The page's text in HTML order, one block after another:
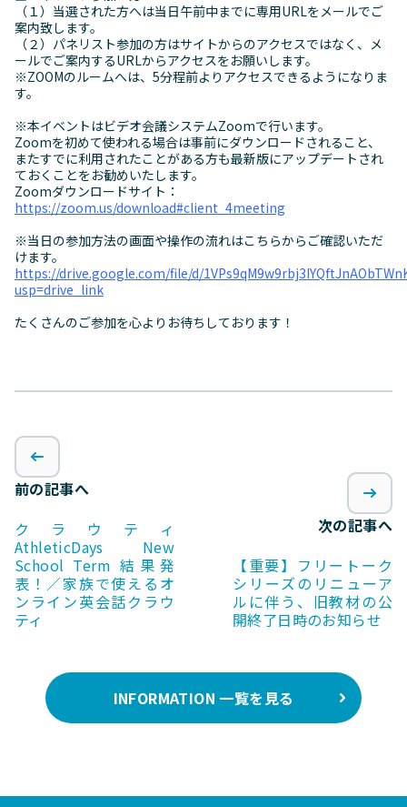
（１）当選された方へは当日午前中までに専用URLをメールでご
案内致します。
（２）パネリスト参加の方はサイトからのアクセスではなく、メ
ールでご案内するURLからアクセスをお願いします。
※ZOOMのルームへは、5分程前よりアクセスできるようになりま
す。
※本イベントはビデオ会議システムZoomで行います。
Zoomを初めて使われる場合は事前にダウンロードされること、
またすでに利用されたことがある方も最新版にアップデートされ
ておくことをお勧めいたします。
Zoomダウンロードサイト：
https://zoom.us/download#client_4meeting
※当日の参加方法の画面や操作の流れはこちらからご確認いただ
けます。
https://drive.google.com/file/d/
usp=drive_link
たくさんのご参加を心よりお待ちしております！
前の記事へ
クラウティ
AthleticDays New
School Term 結果発
表！／家族で使えるオ
ンライン英会話クラウ
ティ
次の記事へ
【重要】フリートーク
シリーズのリニューア
ルに伴う、旧教材の公
開終了日時のお知らせ
INFORMATION 一覧を見る